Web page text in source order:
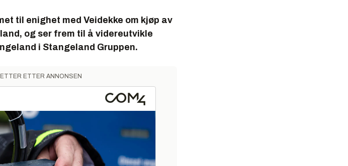
til enighet med Veidekke om kjøp av
og ser frem til å videreutvikle
i Stangeland Gruppen.
ETTER ANNONSEN